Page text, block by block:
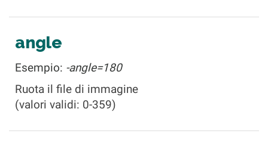
angle
Esempio: -angle=180
Ruota il file di immagine
(valori validi: 0-359)